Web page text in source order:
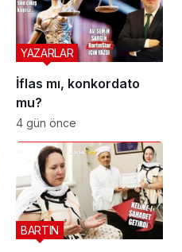
İflas mı, konkordato
mu?
YAZARLAR
4 gün önce
BARTIN